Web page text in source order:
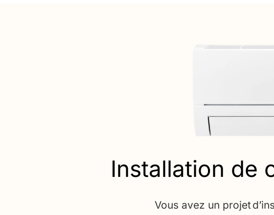
Installation de
Vous avez un projet